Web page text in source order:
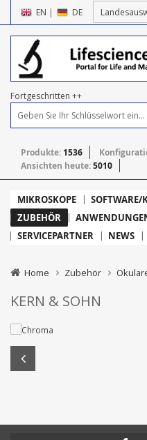
EN | DE
Fortgeschritten ++
Produkte: 1536
Ansichten heute:5010
MIKROSKOPE SOFTWARE/
ZUBEHÖR
SERVICEPARTNER
NEWS
Home Zubehör
KERN & SOHN